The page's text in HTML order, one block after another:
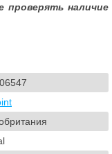
проверять наличие